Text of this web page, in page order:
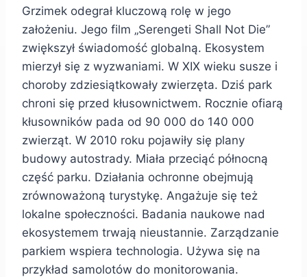
Grzimek odegrał kluczową rolę w jego
założeniu. Jego film „Serengeti Shall Not Die”
zwiększył świadomość globalną. Ekosystem
mierzył się z wyzwaniami. W XIX wieku susze i
choroby zdziesiątkowały zwierzęta. Dziś park
chroni się przed kłusownictwem. Rocznie ofiarą
kłusowników pada od 90 000 do 140 000
zwierząt. W 2010 roku pojawiły się plany
budowy autostrady. Miała przeciąć północną
część parku. Działania ochronne obejmują
zrównoważoną turystykę. Angażuje się też
lokalne społeczności. Badania naukowe nad
ekosystemem trwają nieustannie. Zarządzanie
parkiem wspiera technologia. Używa się na
przykład samolotów do monitorowania.